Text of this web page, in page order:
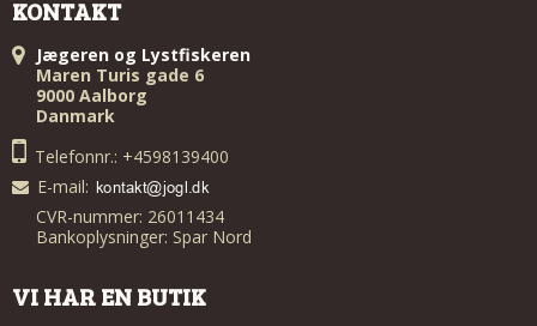
KONTAKT
Jægeren og Lystfiskeren
Maren Turis gade 6
9000 Aalborg
Danmark
Telefonnr.: +4598139400
E-mail:
CVR-nummer: 26011434
Bankoplysninger: Spar Nord
VI HAR EN BUTIK